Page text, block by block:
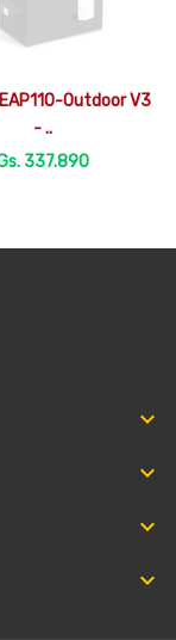
Vista rápidaOutdoor V3
- ..
337.890



keyboard_arrow_down